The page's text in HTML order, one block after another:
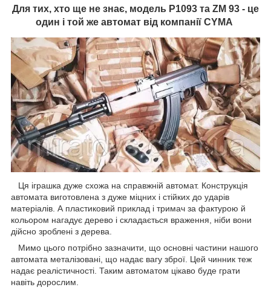
Для тих, хто ще не знає, модель P1093 та ZM 93 - це
один і той же автомат від компанії CYMA
Ця іграшка дуже схожа на справжній автомат. Конструкція
автомата виготовлена з дуже міцних і стійких до ударів
матеріалів. А пластиковий приклад і тримач за фактурою й
кольором нагадує дерево і складається враження, ніби вони
дійсно зроблені з дерева.
Мимо цього потрібно зазначити, що основні частини нашого
автомата металізовані, що надає вагу зброї. Цей чинник теж
надає реалістичності. Таким автоматом цікаво буде грати
навіть дорослим.